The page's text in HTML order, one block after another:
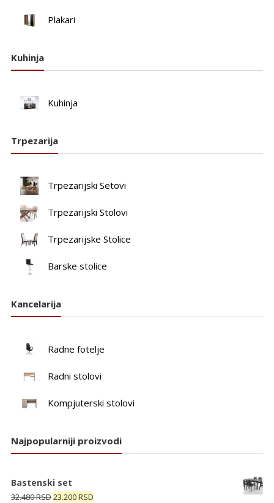
Plakari
Kuhinja
Kuhinja
Trpezarija
Trpezarijski Setovi
Trpezarijski Stolovi
Trpezarijske Stolice
Barske stolice
Kancelarija
Radne fotelje
Radni stolovi
Kompjuterski stolovi
Najpopularniji proizvodi
Bastenski set
32.480RSDOriginalna
23.200RSDTrenutna